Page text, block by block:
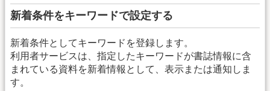
新着条件をキーワードで設定する
新着条件としてキーワードを登録します。
利用者サービスは、指定したキーワードが書誌情報に含
まれている資料を新着情報として、表示または通知しま
す。